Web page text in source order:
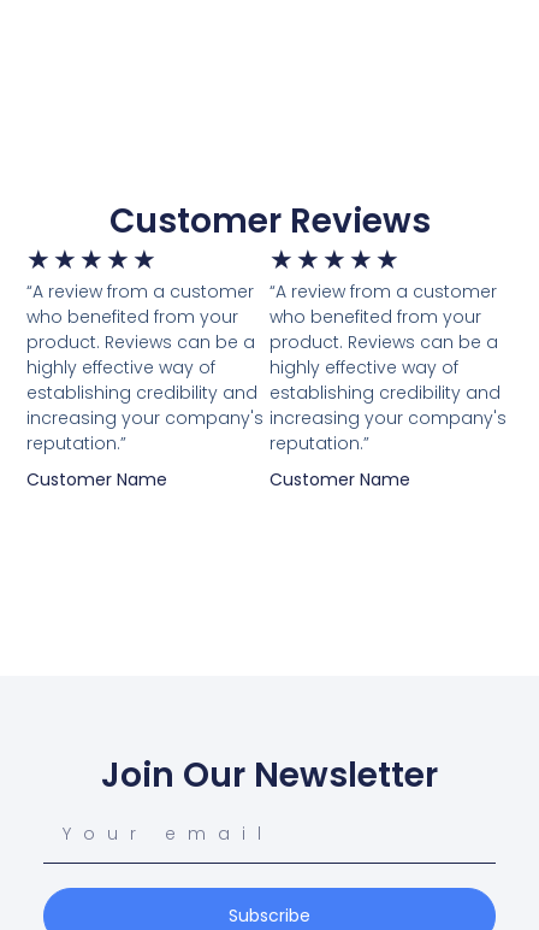
Customer Reviews
★ ★ ★ ★ ★
“A review from a customer
who benefited from your
product. Reviews can be a
highly effective way of
establishing credibility and
increasing your company's
reputation.”
Customer Name
★ ★ ★ ★ ★
“A review from a customer
who benefited from your
product. Reviews can be a
highly effective way of
establishing credibility and
increasing your company's
reputation.”
Customer Name
Join Our Newsletter
Subscribe